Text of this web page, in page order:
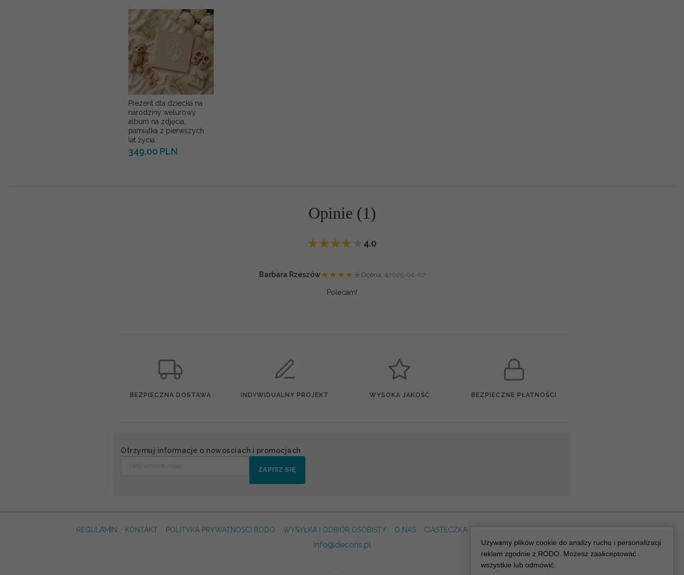
Prezent dla dziecka na
narodziny welurowy
album na zdjęcia,
pamiątka z pierwszych
lat życia
349.00 PLN
Opinie (1)
★★★★ 4.0
Barbara Rzeszów★★★★ Ocena: 42025-04-07
Polecam!
BEZPIECZNA DOSTAWA INDYWIDUALNY PROJEKT WYSOKA JAKOŚĆ BEZPIECZNE PŁATNOŚCI
Otrzymuj informacje o nowościach i promocjach
ZAPISZ SIĘ
REGULAMIN KONTAKT POLITYKA PRYWATNOSCI RODO WYSYŁKA I ODBIÓR OSOBISTY O NAS CIASTECZKA
info@decoris.pl
Używamy plików cookie do analizy ruchu i personalizacji
reklam zgodnie z RODO. Możesz zaakceptować
wszystkie lub odmówić.